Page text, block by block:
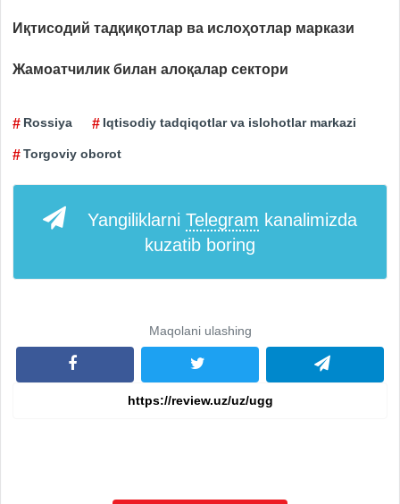
Иқтисодий тадқиқотлар ва ислоҳотлар маркази
Жамоатчилик билан алоқалар сектори
Rossiya Iqtisodiy tadqiqotlar va islohotlar markazi
Torgoviy oborot
Yangiliklarni Telegram kanalimizda
kuzatib boring
Maqolani ulashing